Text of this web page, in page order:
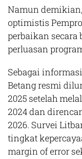
Namun
optimistis
perbaikan secara
perluasan
Sebagai
Betang resmi
2025 setelah
2024 dan
2026. Survei
tingkat
margin of error